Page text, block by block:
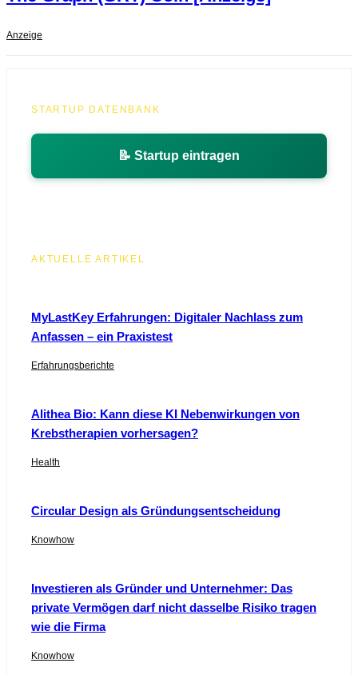
Anzeige
STARTUP DATENBANK
📝 Startup eintragen
AKTUELLE ARTIKEL
MyLastKey Erfahrungen: Digitaler Nachlass zum
Anfassen – ein Praxistest
Erfahrungsberichte
Alithea Bio: Kann diese KI Nebenwirkungen von
Krebstherapien vorhersagen?
Health
Circular Design als Gründungsentscheidung
Knowhow
Investieren als Gründer und Unternehmer: Das
private Vermögen darf nicht dasselbe Risiko tragen
wie die Firma
Knowhow